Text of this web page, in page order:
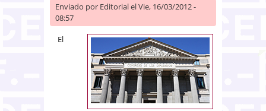
Enviado por Editorialel Vie, 16/03/2012 -
08:57
El